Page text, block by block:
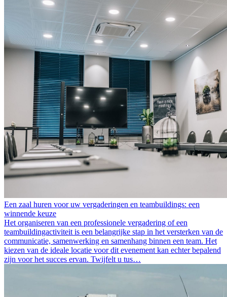
Een zaal huren voor uw vergaderingen en teambuildings: een
winnende keuze
Het organiseren van een professionele vergadering of een
teambuildingactiviteit is een belangrijke stap in het versterken van de
communicatie, samenwerking en samenhang binnen een team. Het
kiezen van de ideale locatie voor dit evenement kan echter bepalend
zijn voor het succes ervan. Twijfelt u tus…